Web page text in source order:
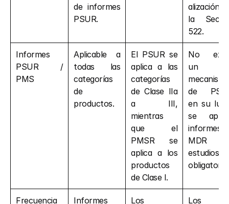
de informes
PSUR.
alización
la
522.
Informes
PSUR /
PMS
Aplicable a
todas las
categorías
de
productos.
El PSUR se
aplica a las
categorías
de Clase IIa
a III,
mientras
que el
PMSR se
aplica a los
productos
de Clase I.
No
un
de
en su
se
informes
MDR
estudios
Frecuencia
Informes
Los
Los